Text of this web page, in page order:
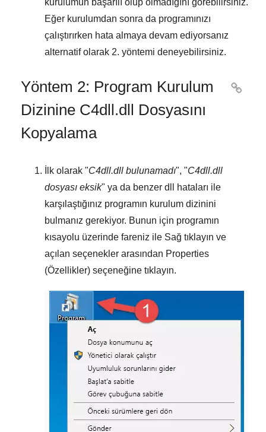
kurulumun başarılı olup olmadığını görebilirsiniz.
Eğer kurulumdan sonra da programınızı
çalıştırırken hata almaya devam ediyorsanız
alternatif olarak 2. yöntemi deneyebilirsiniz.
Yöntem 2: Program Kurulum
Dizinine C4dll.dll Dosyasını
Kopyalama

İlk olarak "C4dll.dll bulunamadı", "C4dll.dll
dosyası eksik" ya da benzer dll hataları ile
karşılaştığınız programın kurulum dizinini
bulmanız gerekiyor. Bunun için programın
kısayolu üzerinde fareniz ile Sağ tıklayın ve
açılan seçenekler arasından Properties
(Özellikler) seçeneğine tıklayın.